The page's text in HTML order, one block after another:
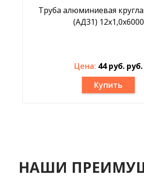
Труба алюминиевая
(АД31) 12х1,0х6000
Цена: 44 руб. руб.
Купить
НАШИ